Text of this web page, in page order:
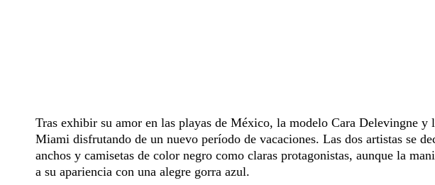
Tras exhibir su amor en las playas de México, la modelo Cara Delevingne
Miami disfrutando de un nuevo período de vacaciones. Las dos artistas se
anchos y camisetas de color negro como claras protagonistas, aunque la
a su apariencia con una alegre gorra azul.